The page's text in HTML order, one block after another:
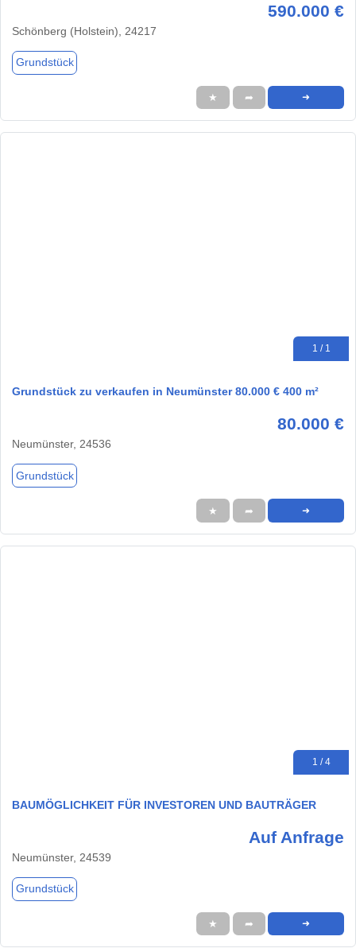
590.000 €
Schönberg (Holstein), 24217
Grundstück
★ ➦ ➜
1 / 1
Grundstück zu verkaufen in Neumünster 80.000 € 400 m²
80.000 €
Neumünster, 24536
Grundstück
★ ➦ ➜
1 / 4
BAUMÖGLICHKEIT FÜR INVESTOREN UND BAUTRÄGER
Auf Anfrage
Neumünster, 24539
Grundstück
★ ➦ ➜